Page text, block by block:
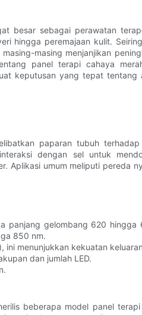
besar sebagai perawatan
hingga peremajaan kulit.
masing menjanjikan
panel terapi cahaya
keputusan yang tepat tentang
paparan tubuh
dengan sel untuk
Aplikasi umum meliputi pereda
panjang gelombang 620 hingga
850 nm.
ini menunjukkan kekuatan
dan jumlah LED.
beberapa model panel